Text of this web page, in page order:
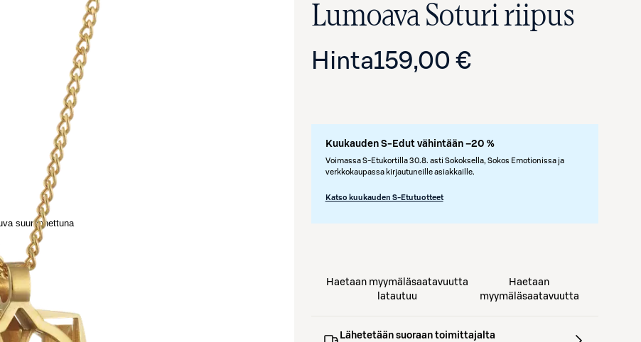
suurennettuna
Lumoava Soturi riipus
Hinta159,00 €
Kuukauden S-Edut vähintään –20 %
Voimassa S-Etukortilla 30.8. asti Sokoksella, Sokos Emotionissa ja
verkkokaupassa kirjautuneille asiakkaille.
Katso kuukauden S-Etutuotteet
Haetaan myymäläsaatavuutta
latautuu
Haetaan
myymäläsaatavuutta
Lähetetään suoraan toimittajalta